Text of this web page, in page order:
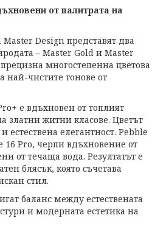
от палитрата на
Design представят два
– Master Gold и Master
многостепенна цветова
най-чистите тонове от
е вдъхновен от топлият
златни житни класове. Цветът
естествена елегантност. Pebble
16 Pro, черпи вдъхновение от
от течаща вода. Резултатът е
блясък, която съчетава
стил.
баланс между естествената
и модерната естетика на